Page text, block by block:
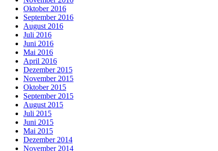
Oktober 2016
September 2016
August 2016
Juli 2016
Juni 2016
Mai 2016
April 2016
Dezember 2015
November 2015
Oktober 2015
September 2015
August 2015
Juli 2015
Juni 2015
Mai 2015
Dezember 2014
November 2014